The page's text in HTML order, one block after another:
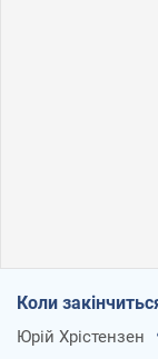
Коли
Юрій Хрістензен